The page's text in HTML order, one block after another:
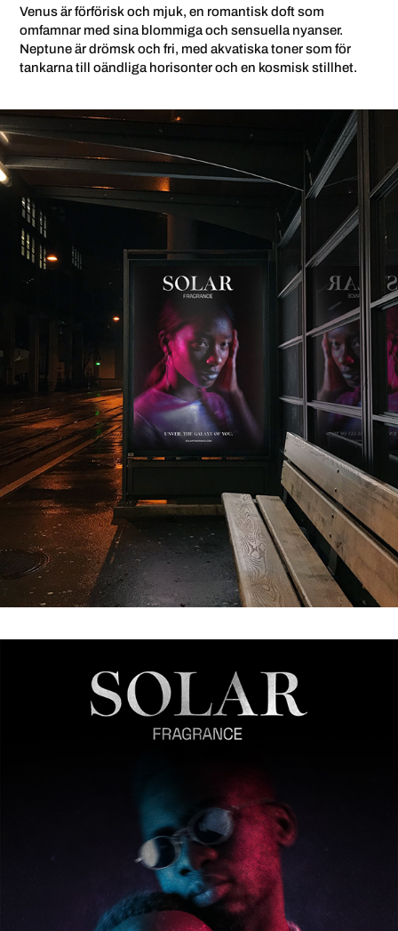
Venus är förförisk och mjuk, en romantisk doft som
omfamnar med sina blommiga och sensuella nyanser.
Neptune är drömsk och fri, med akvatiska toner som för
tankarna till oändliga horisonter och en kosmisk stillhet.